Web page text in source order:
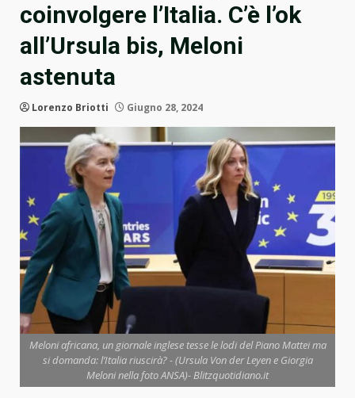
coinvolgere l’Italia. C’è l’ok
all’Ursula bis, Meloni
astenuta
Lorenzo Briotti Giugno 28, 2024
Meloni africana, un giornale inglese tesse le lodi del Piano Mattei ma
si domanda: l’Italia riuscirà? - (Ursula Von der Leyen e Giorgia
Meloni nella foto ANSA)- Blitzquotidiano.it